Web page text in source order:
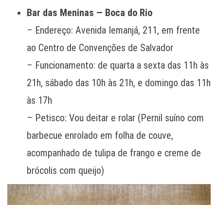
Bar das Meninas — Boca do Rio
– Endereço: Avenida Iemanjá, 211, em frente
ao Centro de Convenções de Salvador
– Funcionamento: de quarta a sexta das 11h às
21h, sábado das 10h às 21h, e domingo das 11h
às 17h
– Petisco: Vou deitar e rolar (Pernil suíno com
barbecue enrolado em folha de couve,
acompanhado de tulipa de frango e creme de
brócolis com queijo)